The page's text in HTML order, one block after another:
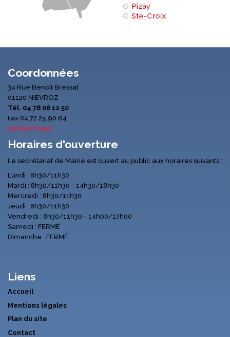
Coordonnées
34 Rue Benoit Bressat
01120 NIEVROZ
Tél. 04 78 06 12 50
Fax 04 72 25 90 64
Contact mail
Horaires d'ouverture
Le secrétariat de Mairie est ouvert au public aux horaires suivants :
Lundi : 8h30/11h30
Mardi : 8h30/11h30 - 14h30/18h30
Mercredi : 8h30/11h30
Jeudi : 8h30/11h30
Vendredi : 8h30/11h30 - 14h00/17h00
Samedi : FERMÉ
Dimanche : FERMÉ
Liens
Accueil
Mentions légales
Plan du site
Contact